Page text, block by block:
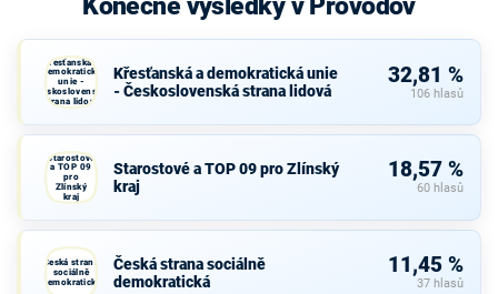
Konečné výsledky v Provodov
Křesťanská a
demokratická
unie -
Československá
strana lidová
Křesťanská a demokratická unie
- Československá strana lidová
32,81 %
106 hlasů
Starostové
a TOP 09
pro
Zlínský
kraj
Starostové a TOP 09 pro Zlínský
kraj
18,57 %
60 hlasů
Česká strana
sociálně
demokratická
Česká strana sociálně
demokratická
11,45 %
37 hlasů